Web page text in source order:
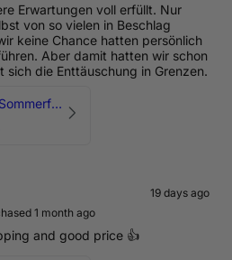
Erwartungen voll erfüllt. Nur
von so vielen in Beschlag
keine Chance hatten persönlich
Aber damit hatten wir schon
sich die Enttäuschung in Grenzen.
HPerformance Sommerfest 2026
19 days ago
1 month ago
and good price 👍